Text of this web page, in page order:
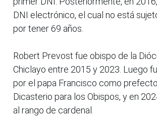
DNI electrónico, el cual no está
por tener 69 años.
Robert Prevost fue obispo de la
Chiclayo entre 2015 y 2023. Luego
por el papa Francisco como
Dicasterio para los Obispos, y en
al rango de cardenal.